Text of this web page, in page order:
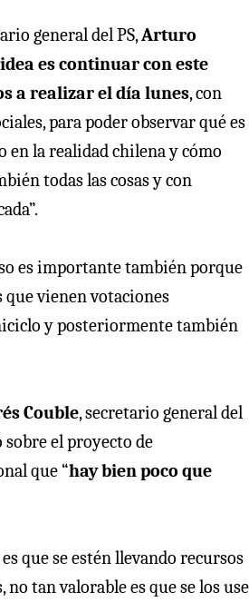
general del PS,Arturo
es continuar con este
a realizar el día lunes, con
para poder observar qué es
en la realidad chilena y cómo
todas las cosas y con
es importante también porque
vienen votaciones
y posteriormente también
Couble, secretario general del
el proyecto de
que “hay bien poco que
que se estén llevando recursos
tan valorable es que se los use